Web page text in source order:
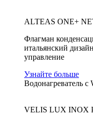
ALTEAS ONE+
Флагман
итальянский
управление
Узнайте больше
Водонагреватель с
VELIS LUX INOX